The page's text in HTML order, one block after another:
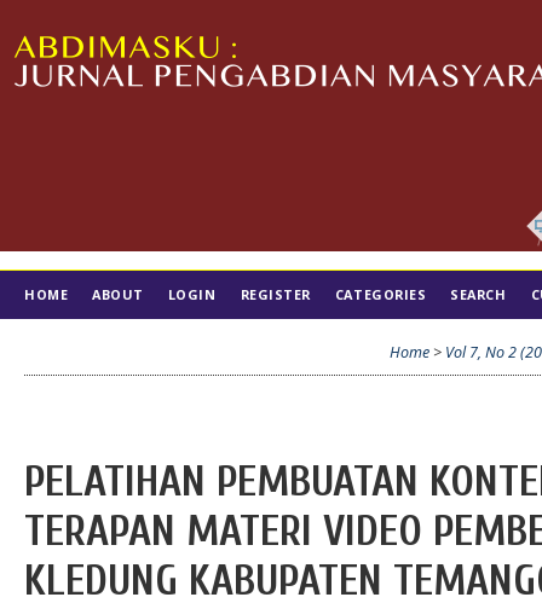
HOME ABOUT LOGIN REGISTER CATEGORIES SEARCH
Home > Vol 7, No 2
PELATIHAN PEMBUATAN
TERAPAN MATERI VIDEO
KLEDUNG KABUPATEN